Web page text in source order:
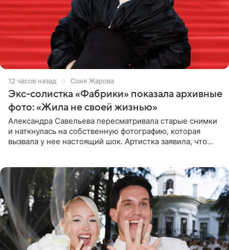
12 часов назад Соня Жарова
Экс-солистка «Фабрики» показала архивные
фото: «Жила не своей жизнью»
Александра Савельева пересматривала старые снимки
и наткнулась на собственную фотографию, которая
вызвала у нее настоящий шок. Артистка заявила, что